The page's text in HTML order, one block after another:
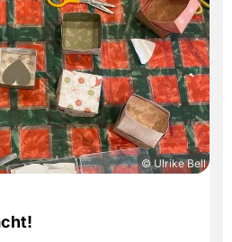
© Ulrike Bell